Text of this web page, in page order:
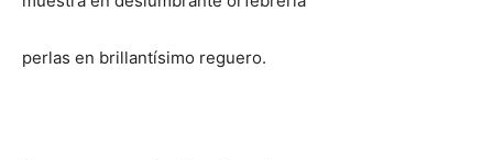
perlas en brillantísimo reguero.